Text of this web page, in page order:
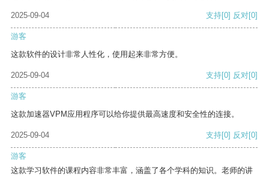
2025-09-04 支持[0] 反对[0]
游客
这款软件的设计非常人性化，使用起来非常方便。
2025-09-04 支持[0] 反对[0]
游客
这款加速器VPM应用程序可以给你提供最高速度和安全性的连接。
2025-09-04 支持[0] 反对[0]
游客
这款学习软件的课程内容非常丰富，涵盖了各个学科的知识。老师的讲